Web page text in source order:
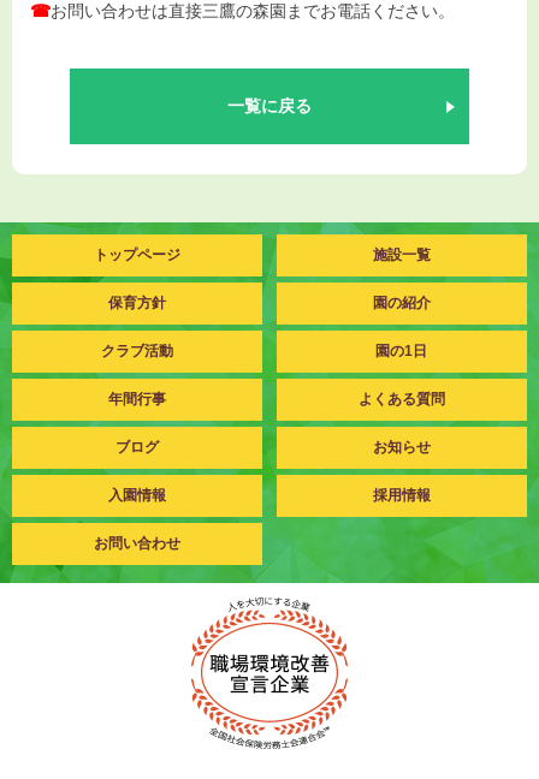
☎お問い合わせは直接三鷹の森園までお電話ください。
一覧に戻る
トップページ 施設一覧
保育方針 園の紹介
クラブ活動 園の1日
年間行事 よくある質問
ブログ お知らせ
入園情報 採用情報
お問い合わせ